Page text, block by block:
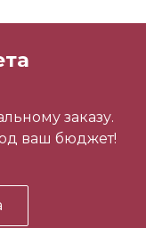
заказу.
ваш бюджет!